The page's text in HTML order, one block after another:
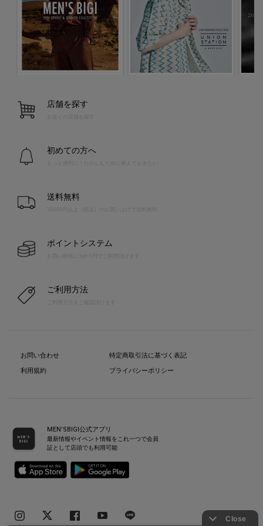
店舗を探す
お近くの店舗を探す
初めての方へ
送料無料
10,000円以上（税込）のお買い上げで送料無料
ポイントシステム
お買い物毎に1pt=1円でご利用頂けます
ご利用方法
お問い合わせ
利用規約
特定商取引法に基づく表記
プライバシーポリシー
MEN’SBIGI公式アプリ
最新情報やイベント情報をこれ一つで会員
証として店頭でも利用可能